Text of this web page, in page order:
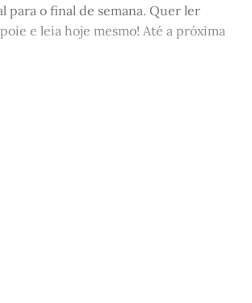
para o final de semana. Quer ler
e leia hoje mesmo! Até a próxima